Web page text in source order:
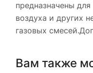
предназначены
воздуха и других
газовых
Вам также